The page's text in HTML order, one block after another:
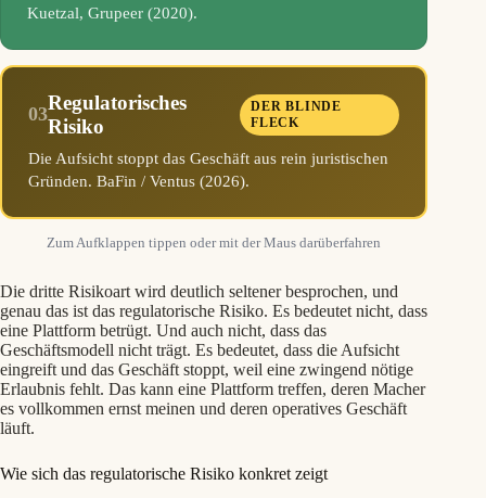
Kuetzal, Grupeer (2020).
03
Regulatorisches
Risiko
DER BLINDE
FLECK
Die Aufsicht stoppt das Geschäft aus rein juristischen
Gründen. BaFin / Ventus (2026).
Zum Aufklappen tippen oder mit der Maus darüberfahren
Die dritte Risikoart wird deutlich seltener besprochen, und
genau das ist das regulatorische Risiko. Es bedeutet nicht, dass
eine Plattform betrügt. Und auch nicht, dass das
Geschäftsmodell nicht trägt. Es bedeutet, dass die Aufsicht
eingreift und das Geschäft stoppt, weil eine zwingend nötige
Erlaubnis fehlt. Das kann eine Plattform treffen, deren Macher
es vollkommen ernst meinen und deren operatives Geschäft
läuft.
Wie sich das regulatorische Risiko konkret zeigt